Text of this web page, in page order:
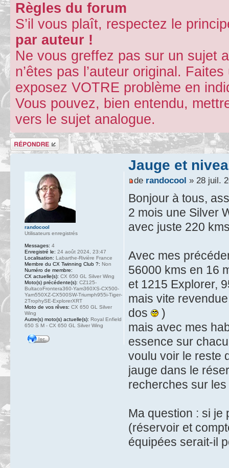
Règles du forum
S’il vous plaît, respectez le
par auteur !
Ne vous greffez pas sur un sujet
n’êtes pas l’auteur original.
exposez VOTRE problème en
Vous pouvez, bien entendu,
vers le sujet analogue.
Répondre
Jauge et
de randocool » 28 juil.
Bonjour à tous,
2 mois une Silver
avec juste 220
Avec mes
56000 kms en 16
et 1215 Explorer,
mais vite
dos
)
mais avec mes
essence sur
voulu voir le reste
jauge dans le
recherches sur
Ma question : si je
(réservoir et
équipées serait-il
randocool
Utilisateurs enregistrés
Messages: 4
Enregistré le: 24 août 2024, 23:47
Localisation: Labarthe-Rivière France
Membre du CX Twinning Club ?: Non
Numéro de membre:
CX actuelle(s): CX 650 GL Silver Wing
Moto(s) précédente(s): CZ125-
BultacoFrontera360-Yam360XS-CX500-
Yam550XZ-CX500SW-Triumph955i-Tiger-
2TrophySE-ExplorerXRT
Moto de vos rêves: CX 650 GL Silver
Wing
Autre(s) moto(s) actuelle(s): Royal Enfield
650 S M - CX 650 GL Silver Wing